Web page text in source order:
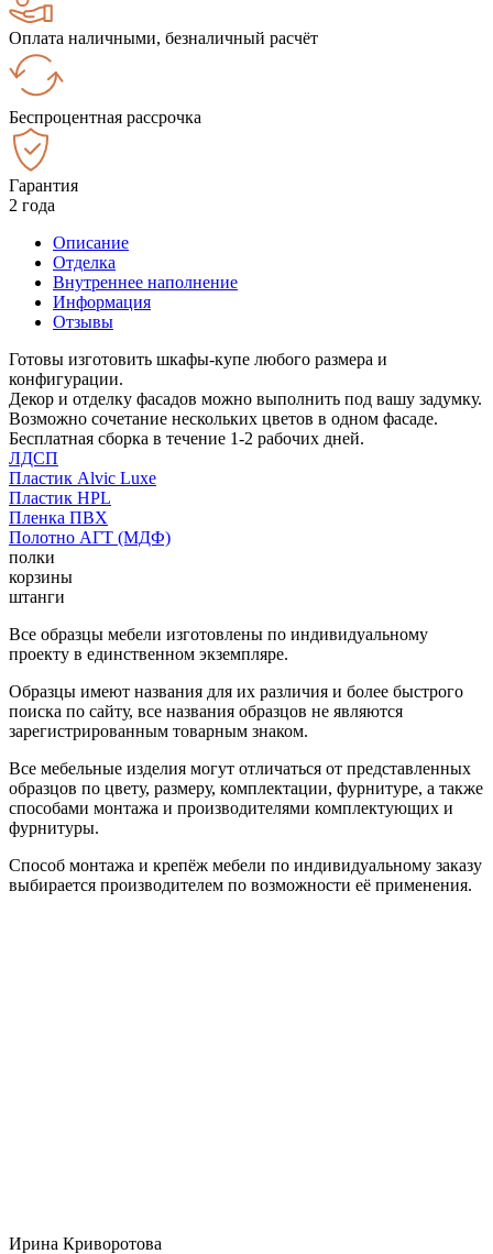
Оплата наличными, безналичный расчёт
Беспроцентная рассрочка
Гарантия
2 года
Описание
Отделка
Внутреннее наполнение
Информация
Отзывы
Готовы изготовить шкафы-купе любого размера и
конфигурации.
Декор и отделку фасадов можно выполнить под вашу задумку.
Возможно сочетание нескольких цветов в одном фасаде.
Бесплатная сборка в течение 1-2 рабочих дней.
ЛДСП
Пластик Alvic Luxe
Пластик HPL
Пленка ПВХ
Полотно АГТ (МДФ)
полки
корзины
штанги
Все образцы мебели изготовлены по индивидуальному
проекту в единственном экземпляре.
Образцы имеют названия для их различия и более быстрого
поиска по сайту, все названия образцов не являются
зарегистрированным товарным знаком.
Все мебельные изделия могут отличаться от представленных
образцов по цвету, размеру, комплектации, фурнитуре, а также
способами монтажа и производителями комплектующих и
фурнитуры.
Способ монтажа и крепёж мебели по индивидуальному заказу
выбирается производителем по возможности её применения.
Ирина Криворотова